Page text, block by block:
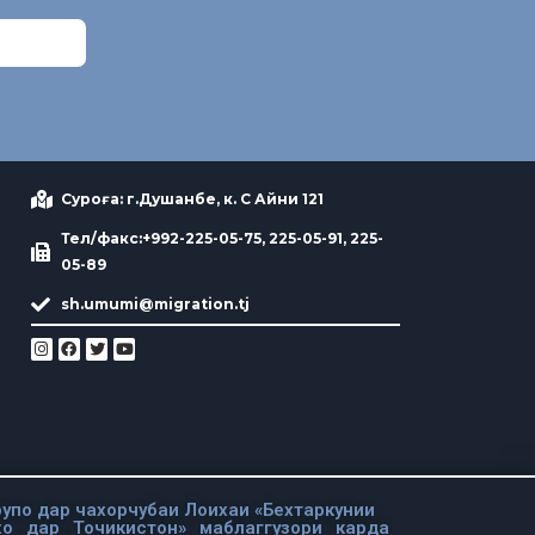
Суроға: г.Душанбе, к. С Айни 121
Тел/факс:+992-225-05-75, 225-05-91, 225-
05-89
sh.umumi@migration.tj
дар чахорчубаи Лоихаи «Бехтаркунии
дар Точикистон» маблаггузори карда